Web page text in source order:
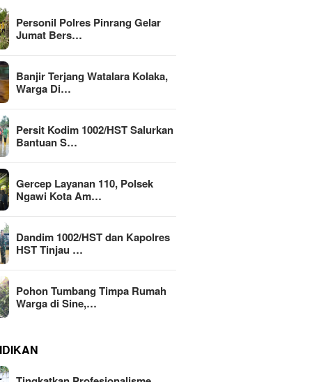
Personil Polres Pinrang Gelar
Jumat Bers…
Banjir Terjang Watalara Kolaka,
Warga Di…
Persit Kodim 1002/HST Salurkan
Bantuan S…
Gercep Layanan 110, Polsek
Ngawi Kota Am…
Dandim 1002/HST dan Kapolres
HST Tinjau …
Pohon Tumbang Timpa Rumah
Warga di Sine,…